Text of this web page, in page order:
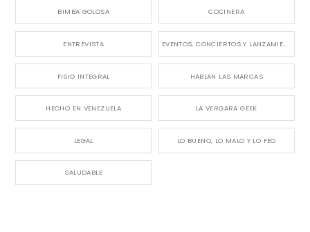
BIMBA GOLOSA COCINERA
ENTREVISTA EVENTOS, CONCIERTOS Y LANZAMIENTOS
FISIO INTEGRAL HABLAN LAS MARCAS
HECHO EN VENEZUELA LA VERGARA GEEK
LEGAL LO BUENO, LO MALO Y LO FEO
SALUDABLE